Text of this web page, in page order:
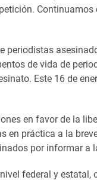
periodistas
de vida de
Este 16 de
en favor de la
en práctica a la
por informar a
federal y